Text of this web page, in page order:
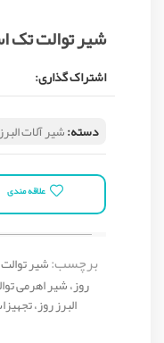
شیر توالت تک
اشتراک گذاری:
دسته:شیر آلات
علاقه مندی
برچسب:شیر
روز، شیر اهرمی
البرز روز،